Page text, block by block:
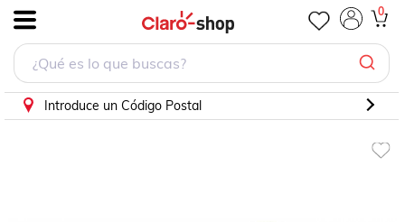
0
Introduce un Código Postal
Filtro Gasolina Para Audi 4000 Quattro 1984 - 1987